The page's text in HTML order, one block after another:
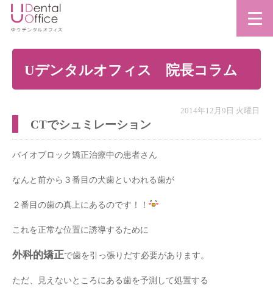
Uデンタルオフィス 院長コラム
2014年12月9日 火曜日
CTでシュミレーション
バイオブロック矯正治療中の患者さん
なんと前から３番目の犬歯といわれる歯が
２番目の歯の真上にあるのです！！
これを正常な位置に誘導するために
外科的矯正で歯を引っ張りだす必要があります。
ただ、見えないところにある歯を予測して処置する